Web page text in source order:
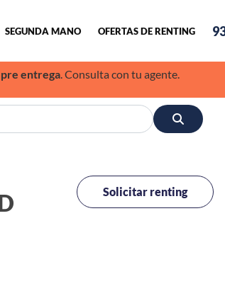
SEGUNDA MANO OFERTAS DE RENTING
entrega. Consulta con tu agente.
Solicitar renting